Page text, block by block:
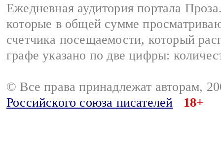
Ежедневная аудитория портала
которые в общей сумме
счетчика посещаемости, который
графе указано по две цифры:
© Все права принадлежат авторам,
Российского союза писателей
18+